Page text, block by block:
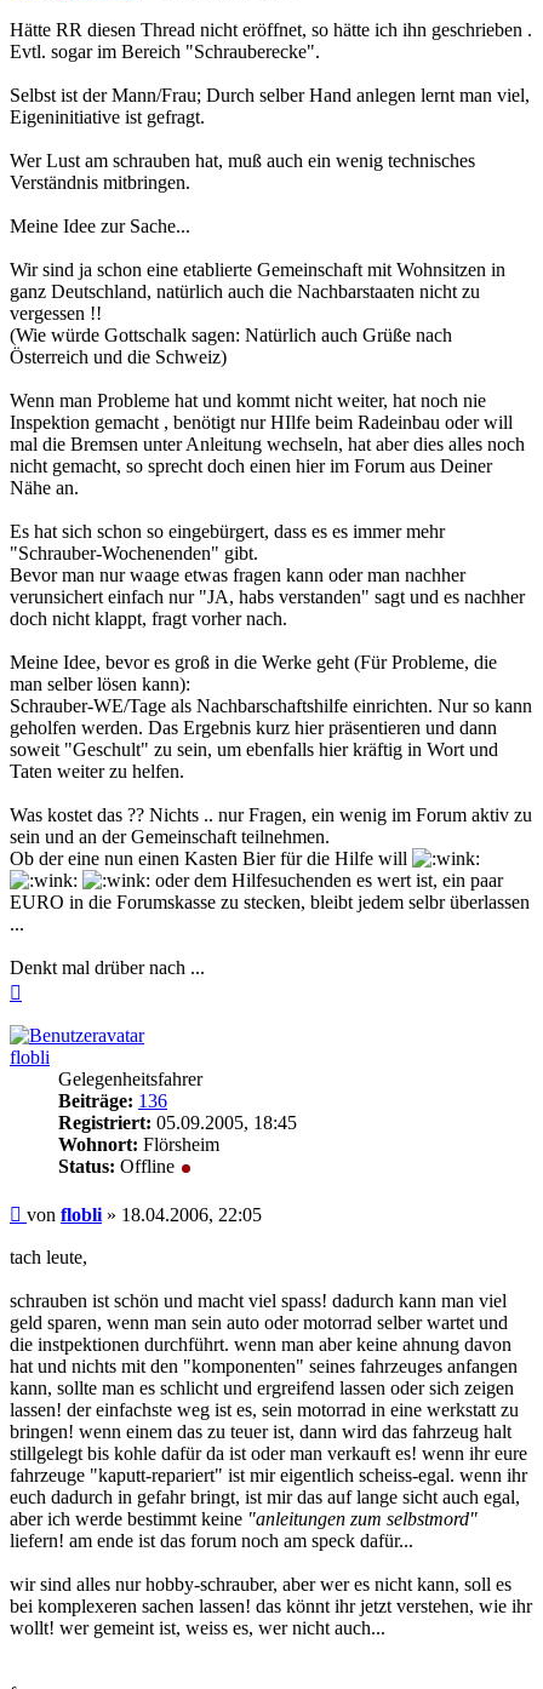
Hätte RR diesen Thread nicht eröffnet, so hätte ich ihn geschrieben .
Evtl. sogar im Bereich "Schrauberecke".
Selbst ist der Mann/Frau; Durch selber Hand anlegen lernt man viel,
Eigeninitiative ist gefragt.
Wer Lust am schrauben hat, muß auch ein wenig technisches
Verständnis mitbringen.
Meine Idee zur Sache...
Wir sind ja schon eine etablierte Gemeinschaft mit Wohnsitzen in
ganz Deutschland, natürlich auch die Nachbarstaaten nicht zu
vergessen !!
(Wie würde Gottschalk sagen: Natürlich auch Grüße nach
Österreich und die Schweiz)
Wenn man Probleme hat und kommt nicht weiter, hat noch nie
Inspektion gemacht , benötigt nur HIlfe beim Radeinbau oder will
mal die Bremsen unter Anleitung wechseln, hat aber dies alles noch
nicht gemacht, so sprecht doch einen hier im Forum aus Deiner
Nähe an.
Es hat sich schon so eingebürgert, dass es es immer mehr
"Schrauber-Wochenenden" gibt.
Bevor man nur waage etwas fragen kann oder man nachher
verunsichert einfach nur "JA, habs verstanden" sagt und es nachher
doch nicht klappt, fragt vorher nach.
Meine Idee, bevor es groß in die Werke geht (Für Probleme, die
man selber lösen kann):
Schrauber-WE/Tage als Nachbarschaftshilfe einrichten. Nur so kann
geholfen werden. Das Ergebnis kurz hier präsentieren und dann
soweit "Geschult" zu sein, um ebenfalls hier kräftig in Wort und
Taten weiter zu helfen.
Was kostet das ?? Nichts .. nur Fragen, ein wenig im Forum aktiv zu
sein und an der Gemeinschaft teilnehmen.
Ob der eine nun einen Kasten Bier für die Hilfe will
oder dem Hilfesuchenden es wert ist, ein paar
EURO in die Forumskasse zu stecken, bleibt jedem selbr überlassen
...
Denkt mal drüber nach ...
flobli
Gelegenheitsfahrer
Beiträge: 136
Registriert: 05.09.2005, 18:45
Wohnort: Flörsheim
Status: Offline
Beitrag
von flobli » 18.04.2006, 22:05
tach leute,
schrauben ist schön und macht viel spass! dadurch kann man viel
geld sparen, wenn man sein auto oder motorrad selber wartet und
die instpektionen durchführt. wenn man aber keine ahnung davon
hat und nichts mit den "komponenten" seines fahrzeuges anfangen
kann, sollte man es schlicht und ergreifend lassen oder sich zeigen
lassen! der einfachste weg ist es, sein motorrad in eine werkstatt zu
bringen! wenn einem das zu teuer ist, dann wird das fahrzeug halt
stillgelegt bis kohle dafür da ist oder man verkauft es! wenn ihr eure
fahrzeuge "kaputt-repariert" ist mir eigentlich scheiss-egal. wenn ihr
euch dadurch in gefahr bringt, ist mir das auf lange sicht auch egal,
aber ich werde bestimmt keine "anleitungen zum selbstmord"
liefern! am ende ist das forum noch am speck dafür...
wir sind alles nur hobby-schrauber, aber wer es nicht kann, soll es
bei komplexeren sachen lassen! das könnt ihr jetzt verstehen, wie ihr
wollt! wer gemeint ist, weiss es, wer nicht auch...